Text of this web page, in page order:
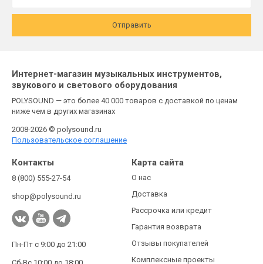
Отправить
Интернет-магазин музыкальных инструментов,
звукового и светового оборудования
POLYSOUND — это более 40 000 товаров с доставкой по ценам
ниже чем в других магазинах
2008-2026 © polysound.ru
Пользовательское соглашение
Контакты
8 (800) 555-27-54
shop@polysound.ru
Пн-Пт с 9:00 до 21:00
Карта сайта
О нас
Доставка
Рассрочка или кредит
Гарантия возврата
Отзывы покупателей
Комплексные проекты